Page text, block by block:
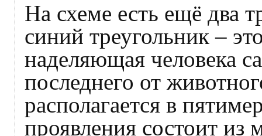
На схеме есть ещё два
синий треугольник –
наделяющая человека
последнего от
располагается в
проявления состоит из